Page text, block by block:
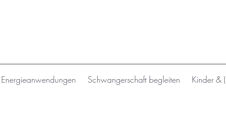
Energieanwendungen Schwangerschaft begleiten Kinder &